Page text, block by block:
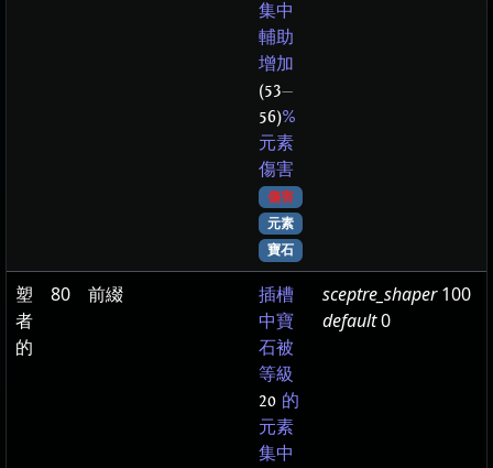
集中
輔助
增加
(53—
56)%
元素
傷害
傷害
元素
寶石
塑
者
的
80 前綴
插槽
中寶
石被
等級
20 的
元素
集中
sceptre_shaper100
default0